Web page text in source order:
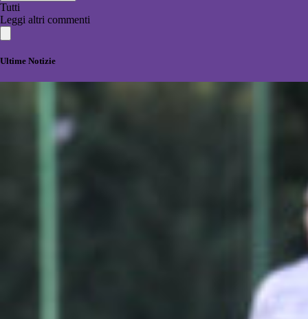
Tutti
Leggi altri commenti
Ultime Notizie